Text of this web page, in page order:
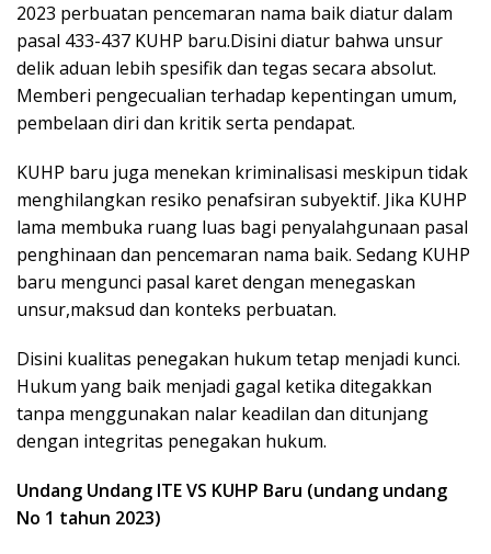
2023 perbuatan pencemaran nama baik diatur dalam
pasal 433-437 KUHP baru.Disini diatur bahwa unsur
delik aduan lebih spesifik dan tegas secara absolut.
Memberi pengecualian terhadap kepentingan umum,
pembelaan diri dan kritik serta pendapat.
KUHP baru juga menekan kriminalisasi meskipun tidak
menghilangkan resiko penafsiran subyektif. Jika KUHP
lama membuka ruang luas bagi penyalahgunaan pasal
penghinaan dan pencemaran nama baik. Sedang KUHP
baru mengunci pasal karet dengan menegaskan
unsur,maksud dan konteks perbuatan.
Disini kualitas penegakan hukum tetap menjadi kunci.
Hukum yang baik menjadi gagal ketika ditegakkan
tanpa menggunakan nalar keadilan dan ditunjang
dengan integritas penegakan hukum.
Undang Undang ITE VS KUHP Baru (undang undang
No 1 tahun 2023)